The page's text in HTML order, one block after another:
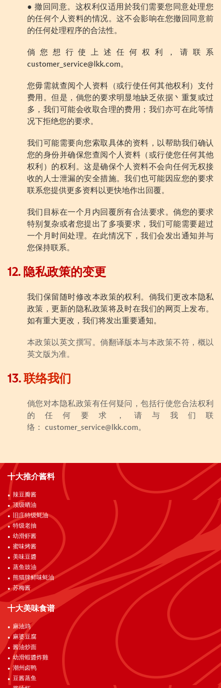
● 撤回同意。这权利仅适用於我们需要您同意处理您
的任何个人资料的情况。这不会影响在您撤回同意前
的任何处理程序的合法性。
倘您想行使上述任何权利，请联系
customer_service@lkk.com。
您毋需就查阅个人资料（或行使任何其他权利）支付
费用。但是，倘您的要求明显地缺乏依据丶重复或过
多，我们可能会收取合理的费用；我们亦可在此等情
况下拒绝您的要求。
我们可能需要向您索取具体的资料，以帮助我们确认
您的身份并确保您查阅个人资料（或行使您任何其他
权利）的权利。这是确保个人资料不会向任何无权接
收的人士泄漏的安全措施。我们也可能因应您的要求
联系您提供更多资料以更快地作出回覆。
我们目标在一个月内回覆所有合法要求。倘您的要求
特别复杂或者您提出了多项要求，我们可能需要超过
一个月时间处理。在此情况下，我们会发出通知并与
您保持联系。
12. 隐私政策的变更
我们保留随时修改本政策的权利。倘我们更改本隐私
政策，更新的隐私政策将及时在我们的网页上发布。
如有重大更改，我们将发出重要通知。
本政策以英文撰写。倘翻译版本与本政策不符，概以
英文版为准。
13.联络我们
倘您对本隐私政策有任何疑问，包括行使您合法权利
的任何要求，请与我们联
络： customer_service@lkk.com。
十大推介酱料
辣豆瓣酱
顶级晒油
旧庄特级蚝油
特级老抽
幼滑虾酱
蜜味烤酱
美味豆醬
蒸鱼豉油
熊猫牌鲜味蚝油
苏梅酱
十大美味食谱
麻油鸡
麻婆豆腐
酱油炒面
幼滑蝦醬炸雞
潮州卤鸭
豆酱蒸鱼